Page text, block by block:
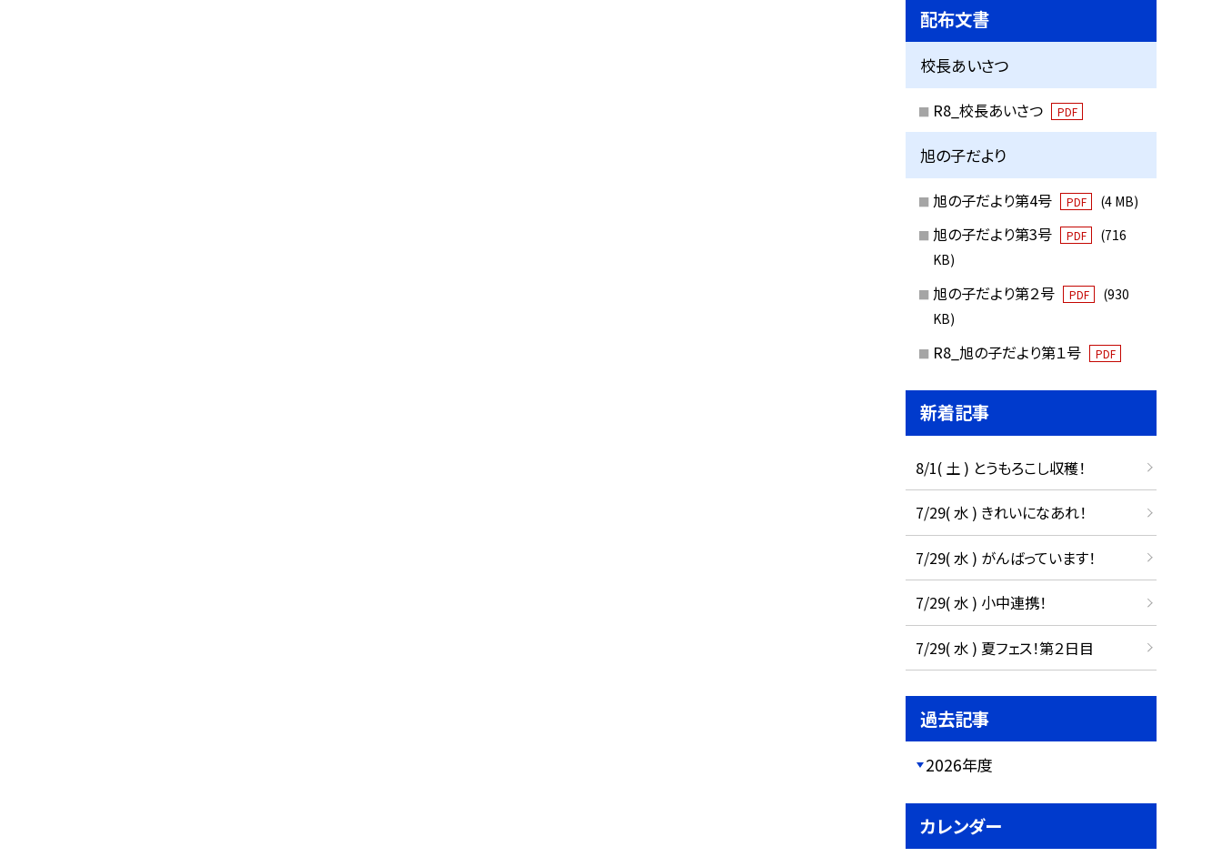
配布文書
校長あいさつ
R8_校長あいさつ PDF
旭の子だより
旭の子だより第4号 PDF (4 MB)
旭の子だより第3号 PDF
(716
KB)
旭の子だより第２号 PDF
(930
KB)
R8_旭の子だより第１号 PDF
新着記事
8/1( 土 ) とうもろこし収穫！
7/29( 水 ) きれいになあれ！
7/29( 水 ) がんばっています！
7/29( 水 ) 小中連携！
7/29( 水 ) 夏フェス！第２日目
過去記事
2026年度
カレンダー